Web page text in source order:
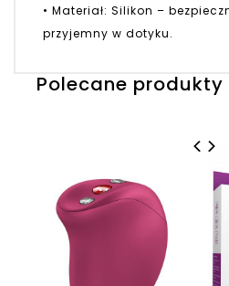
• Materiał: Silikon –
przyjemny w dotyku.
Polecane